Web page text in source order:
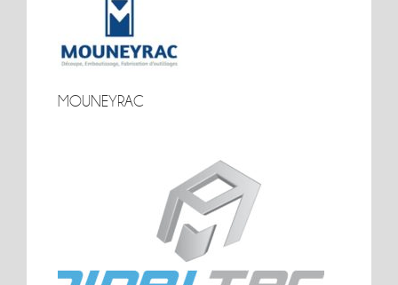
MOUNEYRAC